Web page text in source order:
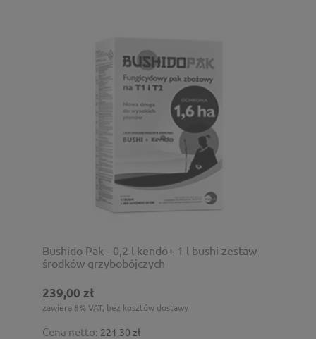
Bushido Pak - 0,2 l kendo+ 1 l bushi zestaw
środków grzybobójczych
239,00 zł
zawiera 8% VAT, bez kosztów dostawy
Cena netto: 221,30 zł